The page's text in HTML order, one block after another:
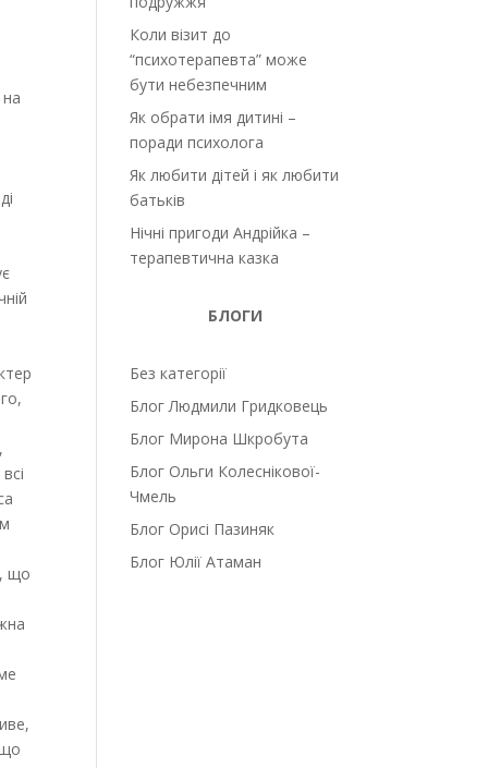
що
Коли візит до
“психотерапевта” може
бути небезпечним
Як обрати імя дитині –
поради психолога
Як любити дітей і як любити
батьків
Нічні пригоди Андрійка –
терапевтична казка
БЛОГИ
Без категорії
Блог Людмили Гридковець
Блог Мирона Шкробута
Блог Ольги Колеснікової-
Чмель
Блог Орисі Пазиняк
Блог Юлії Атаман